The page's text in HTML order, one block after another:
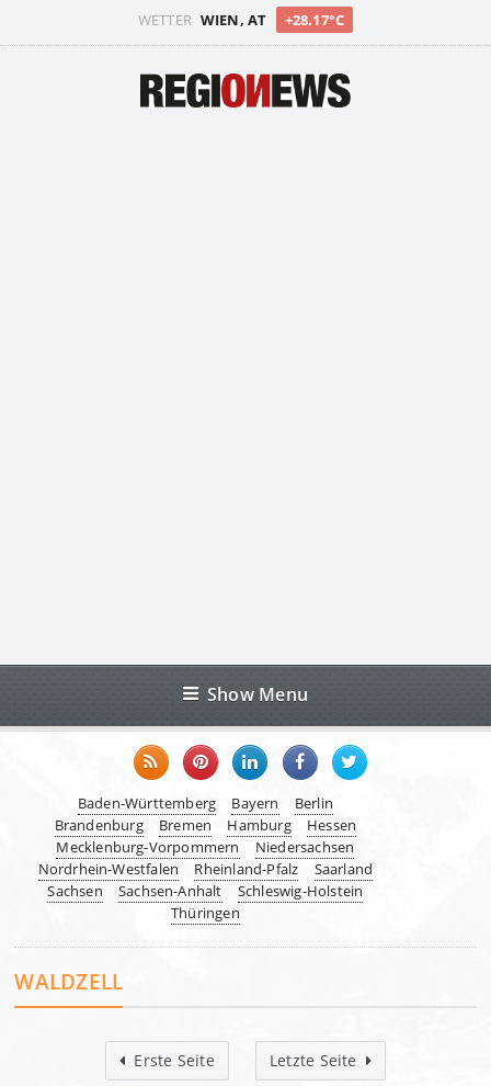
WETTER WIEN, AT +28.17°C
Show Menu
Baden-Württemberg Bayern
Berlin
Brandenburg
Bremen Hamburg
Hessen
Mecklenburg-Vorpommern
Niedersachsen
Nordrhein-Westfalen
Rheinland-Pfalz
Saarland
Sachsen
Sachsen-Anhalt
Schleswig-Holstein
Thüringen
WALDZELL
Erste Seite Letzte Seite